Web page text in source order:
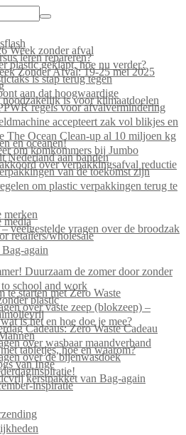
Week zonder afval
leren repareren?
plastic geklapt, hoe nu verder?
Zonder Afval: 19-25 mei 2025
is stap terug tegen
aan dat hoogwaardige
is voor klimaatdoelen
regels voor afvalvermindering
accepteert zak vol blikjes en
The Ocean Clean-up al 10 miljoen kg
en oceanen!
om komkommers bij Jumbo
Nederland aan banden
over verpakkingsafval reductie
van de toekomst zijn
om plastic verpakkingen terug te
merken
media
veelgestelde vragen over de broodzak
retailers/wholesale
again
Duurzaam de zomer door zonder
school and work
te starten met Zero Waste
plastic
over vaste zeep (blokzeep) –
is het en hoe doe je mee?
Cadeaus: Zero Waste Cadeau
over wasbaar maandverband
tabletjes, hoe en waarom?
over de bijenwasdoek
van Inge
kerstpakket van Bag-again
inspiratie